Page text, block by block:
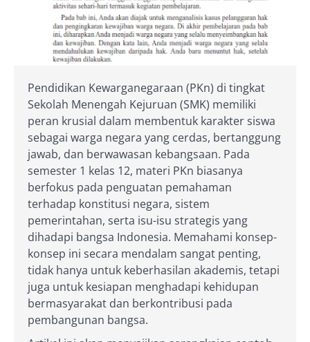
Pendidikan Kewarganegaraan (PKn) di tingkat
Sekolah Menengah Kejuruan (SMK) memiliki
peran krusial dalam membentuk karakter siswa
sebagai warga negara yang cerdas, bertanggung
jawab, dan berwawasan kebangsaan. Pada
semester 1 kelas 12, materi PKn biasanya
berfokus pada penguatan pemahaman
terhadap konstitusi negara, sistem
pemerintahan, serta isu-isu strategis yang
dihadapi bangsa Indonesia. Memahami konsep-
konsep ini secara mendalam sangat penting,
tidak hanya untuk keberhasilan akademis, tetapi
juga untuk kesiapan menghadapi kehidupan
bermasyarakat dan berkontribusi pada
pembangunan bangsa.